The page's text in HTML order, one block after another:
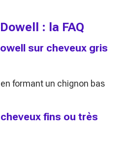
: la FAQ
sur cheveux gris
formant un chignon bas
fins ou très